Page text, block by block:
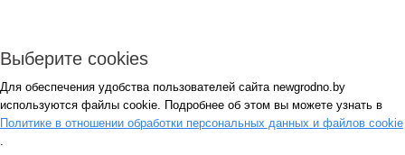
Авторизация
*
Выберите cookies
Для обеспечения удобства пользователей сайта newgrodno.by
используются файлы cookie. Подробнее об этом вы можете узнать в
Политике в отношении обработки персональных данных и файлов cookie
.